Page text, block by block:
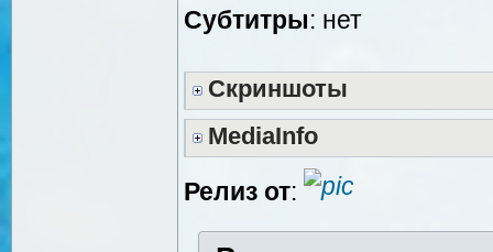
Cубтитры: нет
Скриншоты
MediaInfo
Релиз от: